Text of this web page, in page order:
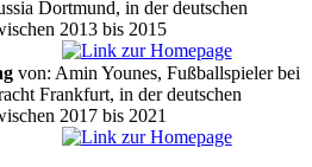
Dortmund, in der deutschen
2013 bis 2015
von: Amin Younes, Fußballspieler bei
Frankfurt, in der deutschen
2017 bis 2021